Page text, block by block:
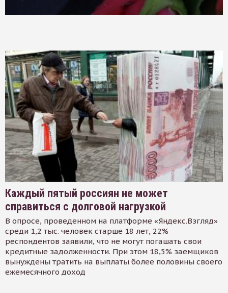
Каждый пятый россиян не может
справиться с долговой нагрузкой
В опросе, проведенном на платформе «Яндекс.Взгляд»
среди 1,2 тыс. человек старше 18 лет, 22%
респондентов заявили, что не могут погашать свои
кредитные задолженности. При этом 18,5% заемщиков
вынуждены тратить на выплаты более половины своего
ежемесячного доход